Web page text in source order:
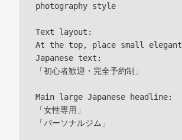
photography style
Text layout:
At the top, place small elegant
Japanese text:
「初心者歓迎・完全予約制」
Main large Japanese headline:
「女性専用」
「パーソナルジム」